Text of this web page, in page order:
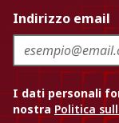
Indirizzo email
I dati personali
nostra Politica